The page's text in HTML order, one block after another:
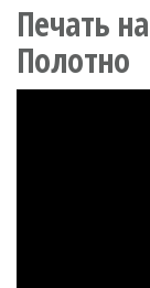
Печать
Полотно